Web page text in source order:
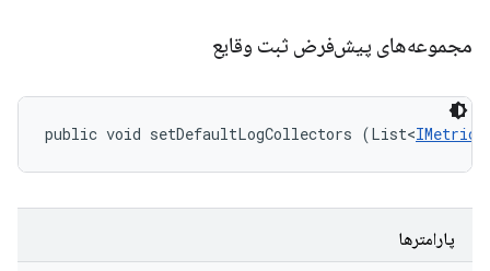
مجموعه‌های پیش‌فرض ثبت وقایع
public void setDefaultLogCollectors (List<
پارامترها